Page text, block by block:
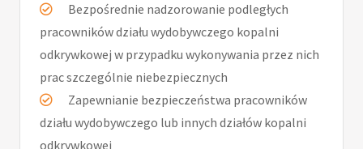
Bezpośrednie nadzorowanie podległych
pracowników działu wydobywczego kopalni
odkrywkowej w przypadku wykonywania przez nich
prac szczególnie niebezpiecznych
Zapewnianie bezpieczeństwa pracowników
działu wydobywczego lub innych działów kopalni
odkrywkowej